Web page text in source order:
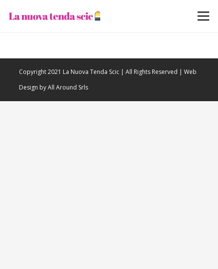
Copyright 2021 La Nuova Tenda Scic | All Rights Reserved | Web
Design by All Around Srls